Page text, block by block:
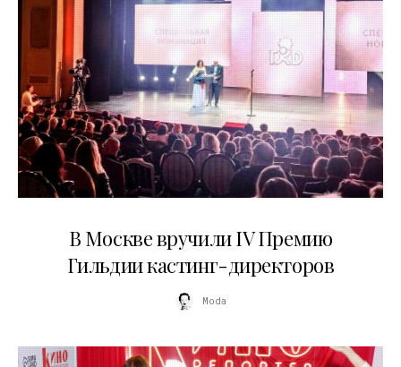
В Москве вручили IV Премию
Гильдии кастинг-директоров
Moda